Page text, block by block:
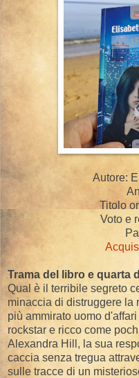
Autore:
Titolo
Voto e
Trama del libro e quarta
Qual è il terribile segreto
minaccia di distruggere la
più ammirato uomo
rockstar e ricco come
Alexandra Hill, la sua
caccia senza tregua
sulle tracce di un